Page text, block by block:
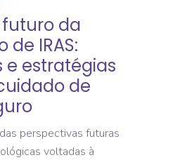
futuro da
de IRAS:
e estratégias
de
perspectivas futuras
voltadas à